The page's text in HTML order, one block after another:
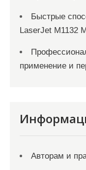
Быстрые
LaserJet M1132
применение и
Авторам и